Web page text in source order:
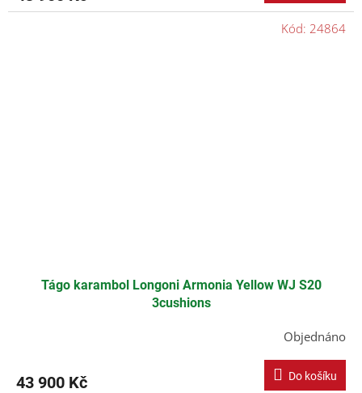
Tágo karambol Longoni Armonia Yellow WJ S20
3cushions
Objednáno
43 900 Kč Do košíku
Kód: 24864